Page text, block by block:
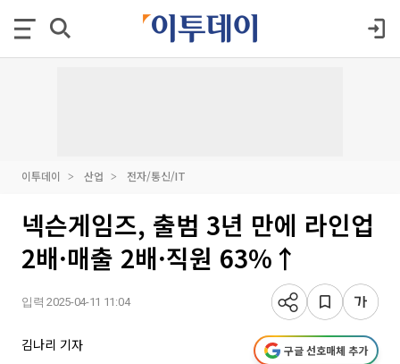
이투데이 산업 전자/통신/IT
넥슨게임즈, 출범 3년 만에 라인업
2배·매출 2배·직원 63%↑
입력 2025-04-11 11:04
김나리 기자 구글 선호매체 추가